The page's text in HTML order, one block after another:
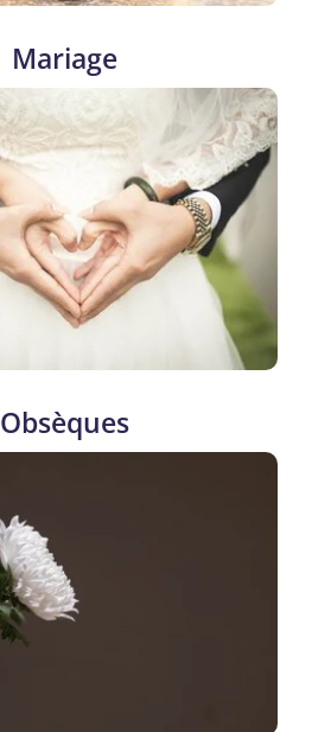
Mariage
Obsèques